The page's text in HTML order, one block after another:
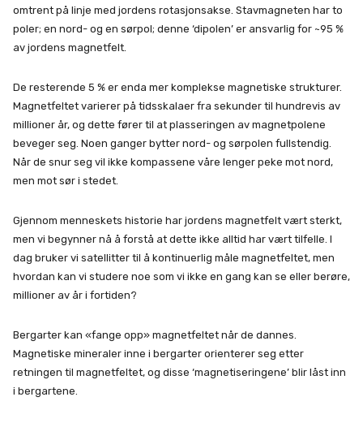
omtrent på linje med jordens rotasjonsakse. Stavmagneten har to
poler; en nord- og en sørpol; denne ‘dipolen’ er ansvarlig for ~95 %
av jordens magnetfelt.
De resterende 5 % er enda mer komplekse magnetiske strukturer.
Magnetfeltet varierer på tidsskalaer fra sekunder til hundrevis av
millioner år, og dette fører til at plasseringen av magnetpolene
beveger seg. Noen ganger bytter nord- og sørpolen fullstendig.
Når de snur seg vil ikke kompassene våre lenger peke mot nord,
men mot sør i stedet.
Gjennom menneskets historie har jordens magnetfelt vært sterkt,
men vi begynner nå å forstå at dette ikke alltid har vært tilfelle. I
dag bruker vi satellitter til å kontinuerlig måle magnetfeltet, men
hvordan kan vi studere noe som vi ikke en gang kan se eller berøre,
millioner av år i fortiden?
Bergarter kan «fange opp» magnetfeltet når de dannes.
Magnetiske mineraler inne i bergarter orienterer seg etter
retningen til magnetfeltet, og disse ‘magnetiseringene’ blir låst inn
i bergartene.